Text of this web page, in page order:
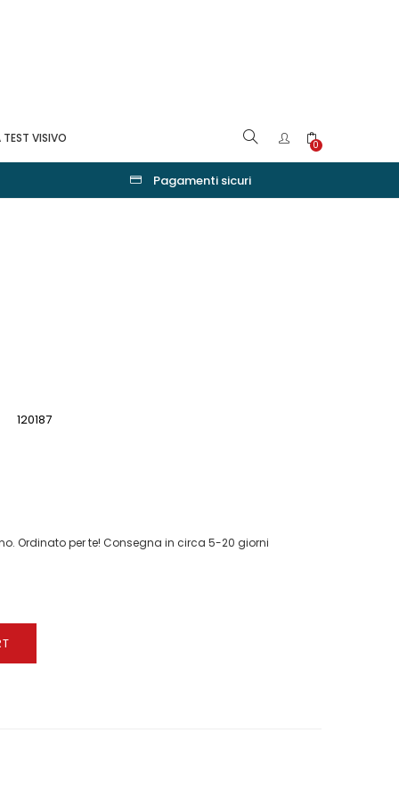
TEST VISIVO 0
Pagamenti sicuri
120187
Ordinato per te! Consegna in circa 5-20 giorni